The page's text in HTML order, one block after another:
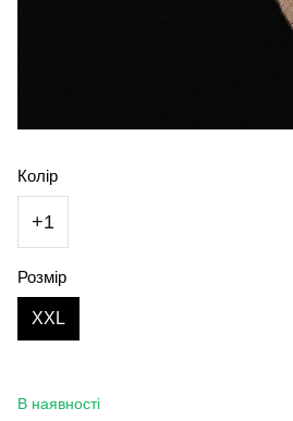
Колір
+1
Розмір
XXL
В наявності